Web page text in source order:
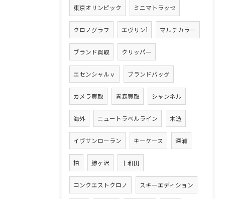
東京オリンピック ミニマトラッセ
クロノグラフ エヴリン1 マルチカラー
ブランド買取 クリッパー
エセンシャルｖ ブランドバッグ
カメラ買取 青森買取 シャンネル
海外 ニュートラベルライン 木造
イヴサンローラン キーケース 深浦
柏 鯵ヶ沢 十和田
コンクエストクロノ スキーエディション